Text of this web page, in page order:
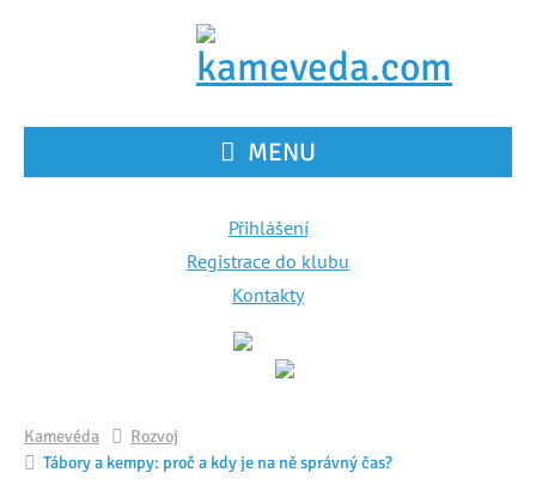
MENU
Přihlášení
Registrace do klubu
Kontakty
Kamevéda
Rozvoj
Tábory a kempy: proč a kdy je na ně správný čas?